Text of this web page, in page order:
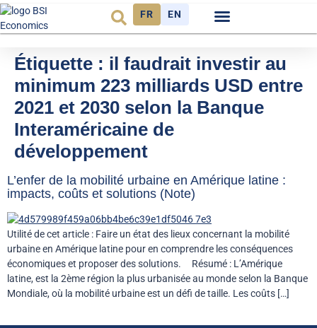
FR EN
Étiquette : il faudrait investir au
minimum 223 milliards USD entre
2021 et 2030 selon la Banque
Interaméricaine de
développement
L’enfer de la mobilité urbaine en Amérique latine :
impacts, coûts et solutions (Note)
Utilité de cet article : Faire un état des lieux concernant la mobilité
urbaine en Amérique latine pour en comprendre les conséquences
économiques et proposer des solutions. Résumé : L’Amérique
latine, est la 2ème région la plus urbanisée au monde selon la Banque
Mondiale, où la mobilité urbaine est un défi de taille. Les coûts […]